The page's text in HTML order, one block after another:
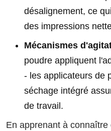
désalignement, ce
des impressions
Mécanismes
poudre appliquent
- les applicateurs de
séchage intégré
de travail.
En apprenant à